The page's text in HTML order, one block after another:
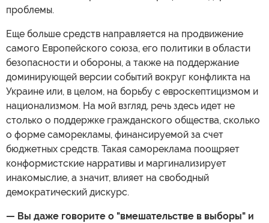
проблемы.
Еще больше средств направляется на продвижение
самого Европейского союза, его политики в области
безопасности и обороны, а также на поддержание
доминирующей версии событий вокруг конфликта на
Украине или, в целом, на борьбу с евроскептицизмом и
национализмом. На мой взгляд, речь здесь идет не
столько о поддержке гражданского общества, сколько
о форме саморекламы, финансируемой за счет
бюджетных средств. Такая самореклама поощряет
конформистские нарративы и маргинализирует
инакомыслие, а значит, влияет на свободный
демократический дискурс.
— Вы даже говорите о "вмешательстве в выборы" и